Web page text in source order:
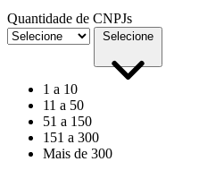
Quantidade de CNPJs
Selecione
1 a 10
11 a 50
51 a 150
151 a 300
Mais de 300